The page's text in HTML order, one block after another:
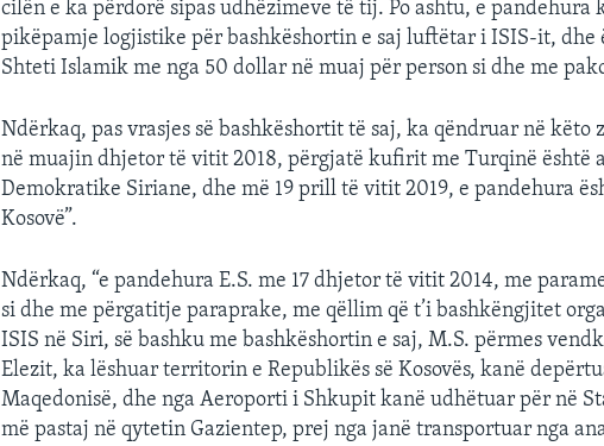
cilën e ka përdorë sipas udhëzimeve të tij. Po ashtu, e pandehura
pikëpamje logjistike për bashkëshortin e saj luftëtar i ISIS-it, dhe
Shteti Islamik me nga 50 dollar në muaj për person si dhe me
Ndërkaq, pas vrasjes së bashkëshortit të saj, ka qëndruar në
në muajin dhjetor të vitit 2018, përgjatë kufirit me Turqinë është
Demokratike Siriane, dhe më 19 prill të vitit 2019, e pandehura
Kosovë”.
Ndërkaq, “e pandehura E.S. me 17 dhjetor të vitit 2014, me
si dhe me përgatitje paraprake, me qëllim që t’i bashkëngjitet
ISIS në Siri, së bashku me bashkëshortin e saj, M.S. përmes
Elezit, ka lëshuar territorin e Republikës së Kosovës, kanë
Maqedonisë, dhe nga Aeroporti i Shkupit kanë udhëtuar për në
më pastaj në qytetin Gazientep, prej nga janë transportuar nga